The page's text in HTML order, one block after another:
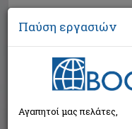
Αναζήτηση
Παύση εργασιών
Αγαπητοί μας πελάτες,